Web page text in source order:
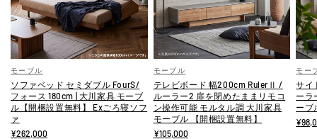
モーブル
ソファベッド セミダブル FourS/
フォース 180cm | 大川家具 モーブ
ル【開梱設置無料】 Exごろ寝ソフ
ァ
¥262,000
モーブル
テレビボード 幅200cm RulerⅡ /
ルーラー2 扉を閉めたままリモコ
ン操作可能 モルタル調 大川家具
モーブル 【開梱設置無料】
¥105,000
モー
サイ
ーラ
ーブ